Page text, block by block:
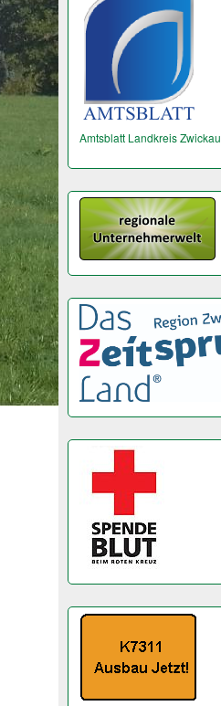
Amtsblatt Landkreis Zwickau